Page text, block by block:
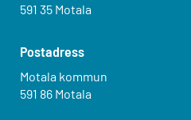
591 35 Motala
Postadress
Motala kommun
591 86 Motala